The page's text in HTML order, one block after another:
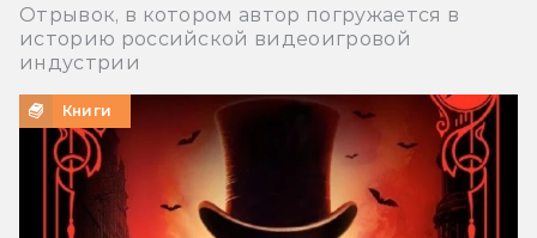
Отрывок, в котором автор погружается в
историю российской видеоигровой
индустрии
Книги